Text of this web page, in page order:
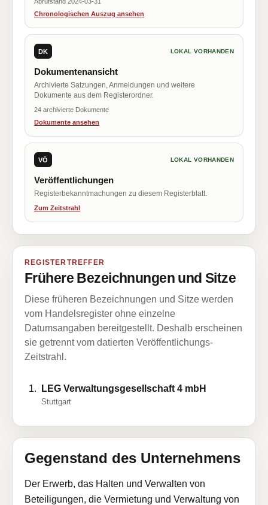
Chronologischen Auszug ansehen
DK LOKAL VORHANDEN
Dokumentenansicht
Archivierte Satzungen, Anmeldungen und weitere
Dokumente aus dem Registerordner.
24 archivierte Dokumente
Dokumente ansehen
VÖ LOKAL VORHANDEN
Veröffentlichungen
Registerbekanntmachungen zu diesem Registerblatt.
Zum Zeitstrahl
REGISTERTREFFER
Frühere Bezeichnungen und Sitze
Diese früheren Bezeichnungen und Sitze werden
vom Handelsregister ohne einzelne
Datumsangaben bereitgestellt. Deshalb erscheinen
sie getrennt vom datierten Veröffentlichungs-
Zeitstrahl.
LEG Verwaltungsgesellschaft 4 mbH
Stuttgart
Gegenstand des Unternehmens
Der Erwerb, das Halten und Verwalten von
Beteiligungen, die Vermietung und Verwaltung von